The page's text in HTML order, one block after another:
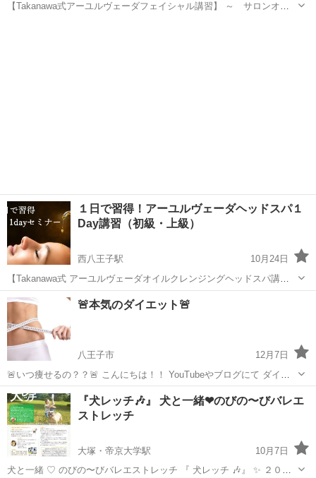
【Takanawa式アーユルヴェーダフェイシャル講習】 ～ サロンオー
１日で習得！アーユルヴェーダヘッドスパ１
Day講習（初級・上級）
西八王子駅
10月24日
【Takanawa式 アーユルヴェーダオイルクレンジングヘッドスパ講
習】 ～ 理美容室・美容サロン必見！顧客をリピーター化させるヘッ
ドスパテクニック ～ インド・スリランカに古くから伝わる伝承医学
アーユルヴェーダ...
東京 八王子市 西八王子駅 ヘッドスパ
アーユルヴェーダ
🚨本気のダイエット🚨
八王子市
12月7日
🚨いつ痩せるの？？🚨 こんにちは！！ YouTubeやブログにて ダイエ
ットアドバイザーとして 活動してます いおりと申します。 〜自己紹
介〜 京都大学を卒業後 スポーツ関連の職に就き 独立を目指して こ
の...
東京 八王子市 美容健康
『犬レッチ🎶』 犬と一緒❤︎のびの〜びバレエ
ストレッチ
大塚・帝京大学駅
10月7日
犬と一緒 ♡ のびの〜びバレエストレッチ 『 犬レッチ 🎶』 ✨ ２０１